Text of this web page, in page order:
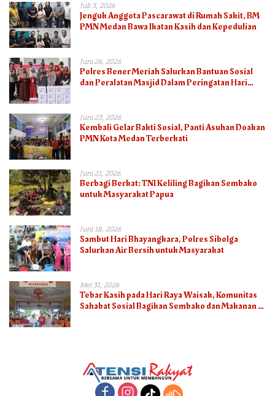
Juli 3, 2026
Jenguk Anggota Pascarawat di Rumah Sakit, BM
PMN Medan Bawa Ikatan Kasih dan Kepedulian
Juni 26, 2026
Polres Bener Meriah Salurkan Bantuan Sosial
dan Peralatan Masjid Dalam Peringatan Hari
Juni 23, 2026
Kembali Gelar Bakti Sosial, Panti Asuhan Doakan
PMN Kota Medan Terberkati
Juni 21, 2026
Berbagi Berkat: TNI Keliling Bagikan Sembako
untuk Masyarakat Papua
Juni 18, 2026
Sambut Hari Bhayangkara, Polres Sibolga
Salurkan Air Bersih untuk Masyarakat
Mei 31, 2026
Tebar Kasih pada Hari Raya Waisak, Komunitas
Sahabat Sosial Bagikan Sembako dan Makanan di